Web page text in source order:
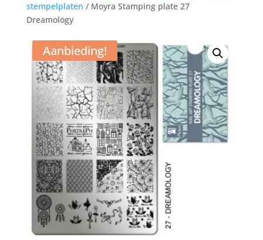
stempelplaten / Moyra Stamping plate 27
Dreamology
Aanbieding!